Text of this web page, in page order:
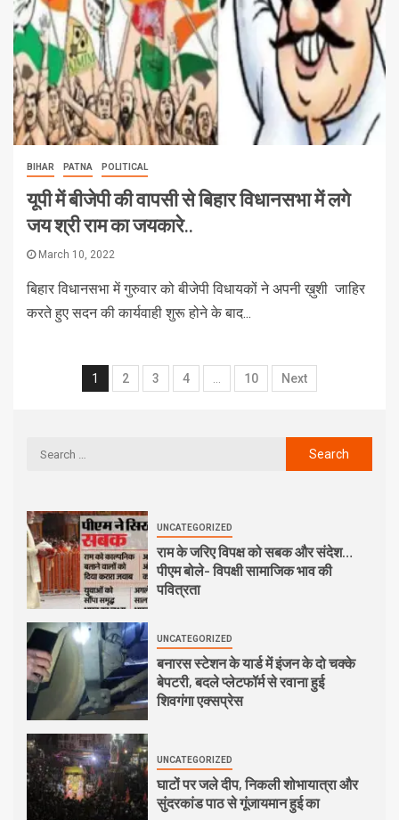
BIHAR PATNA POLITICAL
यूपी में बीजेपी की वापसी से बिहार विधानसभा में लगे
जय श्री राम का जयकारे..
March 10, 2022
बिहार विधानसभा में गुरुवार को बीजेपी विधायकों ने अपनी ख़ुशी जाहिर
करते हुए सदन की कार्यवाही शुरू होने के बाद...
1 2 3 4 10 Next
UNCATEGORIZED
राम के जरिए विपक्ष को सबक और संदेश…
पीएम बोले- विपक्षी सामाजिक भाव की
पवित्रता
UNCATEGORIZED
बनारस स्टेशन के यार्ड में इंजन के दो चक्के
बेपटरी, बदले प्लेटफॉर्म से रवाना हुई
शिवगंगा एक्सप्रेस
UNCATEGORIZED
घाटों पर जले दीप, निकली शोभायात्रा और
सुंदरकांड पाठ से गूंजायमान हुई का